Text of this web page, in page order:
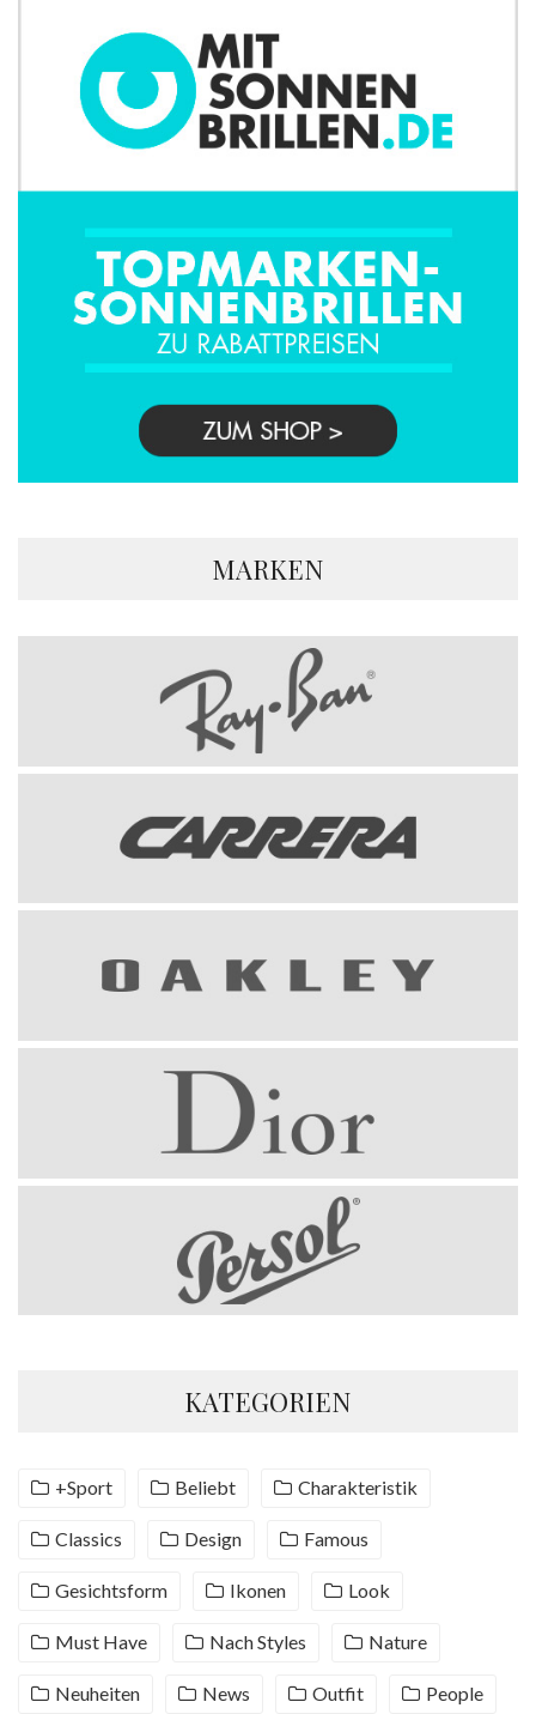
MARKEN
KATEGORIEN
+Sport Beliebt Charakteristik
Classics Design Famous
Gesichtsform Ikonen Look
Must Have Nach Styles Nature
Neuheiten News Outfit People